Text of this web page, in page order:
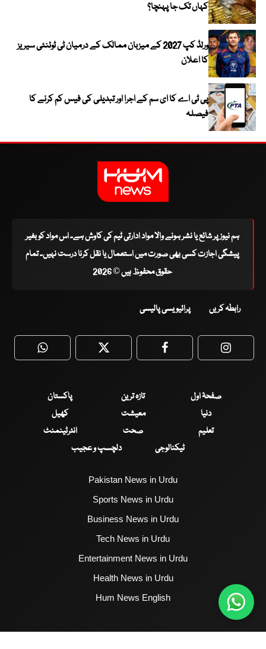
کہاں تک جا پہنچا؟
ورلڈ کپ 2027 کے میزبان ممالک کے درمیان ٹی ٹوئنٹی سیریز
کا اعلان
پی ٹی اے کا ای سم کے اجرا اور تبدیلی کی فیس کم کرنے کا
فیصلہ
ہم نیوز پر شائع یا نشر ہونے والا مواد ادارتی ٹیم کی کاوش ہے۔ اس مواد کو بغیر
پیشگی اجازت کسی بھی صورت میں استعمال یا نقل کرنا درست نہیں۔ تمام
حقوق محفوظ ہیں © 2026
رابطہ کریں پرائیویسی پالیسی
WhatsApp Twitter Facebook
صفحۂ اول تازہ ترین
پاکستان
دنیا
معیشت
کھیل
تعلیم
صحت
انٹرٹینمنٹ
ٹیکنالوجی
دلچسپ و عجیب
Pakistan News in Urdu
Sports News in Urdu
Business News in Urdu
Tech News in Urdu
Entertainment News in Urdu
Health News in Urdu
Hum News English